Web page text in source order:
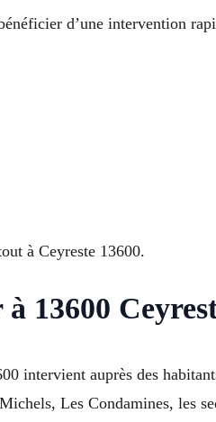
d’une intervention
à Ceyreste 13600.
13600
intervient auprès des
Les Condamines, les